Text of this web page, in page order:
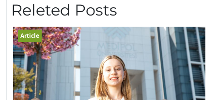
Releted Posts
Article